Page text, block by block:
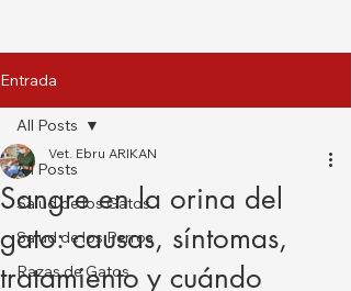
Entrada
All Posts
Salud de los Gatos
Salud de los Perros
Razas de Gatos
All Posts
Sangre en la orina del
gato: causas, síntomas,
tratamiento y cuándo
Vet. Ebru ARIKAN